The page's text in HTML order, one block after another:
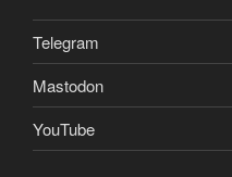
Telegram
Mastodon
YouTube